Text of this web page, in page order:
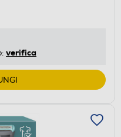
verifica